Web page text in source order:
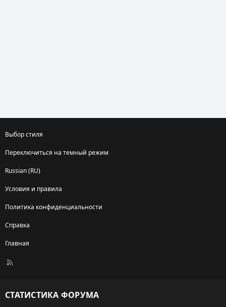
Выбор стиля
Переключиться на темный режим
Russian (RU)
Условия и правила
Политика конфиденциальности
Справка
Главная
R
СТАТИСТИКА ФОРУМА